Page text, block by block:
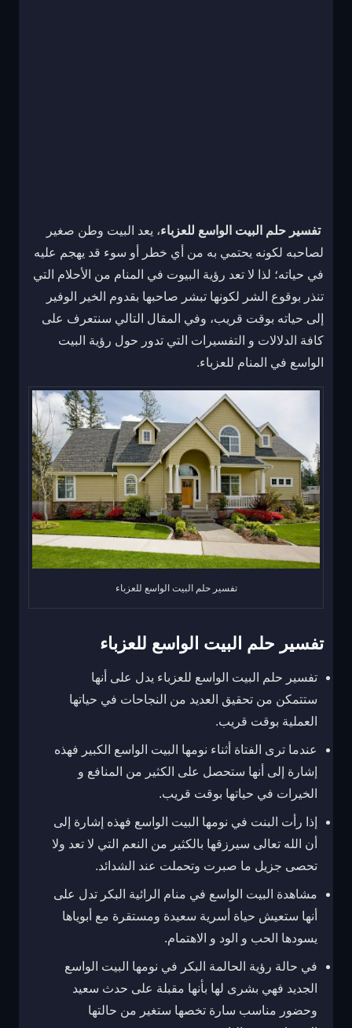
تفسير حلم البيت الواسع للعزباء، يعد البيت وطن صغير
لصاحبه لكونه يحتمي به من أي خطر أو سوء قد يهجم عليه
في حياته؛ لذا لا تعد رؤية البيوت في المنام من الأحلام التي
تنذر بوقوع الشر لكونها تبشر صاحبها بقدوم الخير الوفير
إلى حياته بوقت قريب، وفي المقال التالي سنتعرف على
كافة الدلالات و التفسيرات التي تدور حول رؤية البيت
الواسع في المنام للعزباء.
تفسير حلم البيت الواسع للعزباء
تفسير حلم البيت الواسع للعزباء
تفسير حلم البيت الواسع للعزباء يدل على أنها
ستتمكن من تحقيق العديد من النجاحات في حياتها
العملية بوقت قريب.
عندما ترى الفتاة أثناء نومها البيت الواسع الكبير فهذه
إشارة إلى أنها ستحصل على الكثير من المنافع و
الخيرات في حياتها بوقت قريب.
إذا رأت البنت في نومها البيت الواسع فهذه إشارة إلى
أن الله تعالى سيرزقها بالكثير من النعم التي لا تعد ولا
تحصى جزيل ما صبرت وتحملت عند الشدائد.
مشاهدة البيت الواسع في منام الرائية البكر تدل على
أنها ستعيش حياة أسرية سعيدة ومستقرة مع أبوياها
يسودها الحب و الود و الاهتمام.
في حالة رؤية الحالمة البكر في نومها البيت الواسع
الجديد فهي بشرى لها بأنها مقبلة على حدث سعيد
وحضور مناسب سارة تخصها ستغير من حالتها